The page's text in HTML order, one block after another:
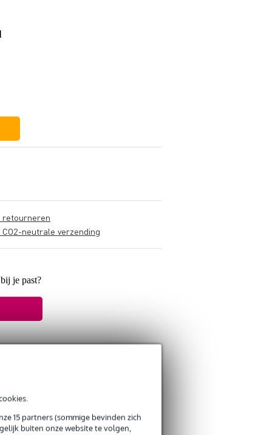
15 partners (sommige bevinden zich
buiten onze website te volgen,
retourneren
CO2-neutrale verzending
bij je past?